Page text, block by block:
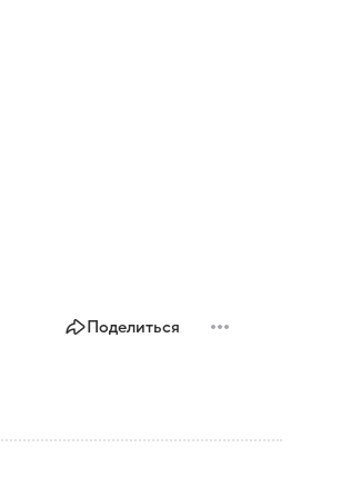
Поделиться